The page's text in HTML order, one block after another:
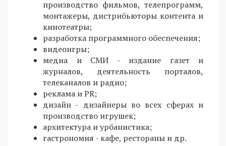
производство фильмов, телепрограмм,
монтажеры, дистрибьюторы контента и
кинотеатры;
разработка программного обеспечения;
видеоигры;
медиа и СМИ - издание газет и
журналов, деятельность порталов,
телеканалов и радио;
реклама и PR;
дизайн - дизайнеры во всех сферах и
производство игрушек;
архитектура и урбанистика;
гастрономия - кафе, рестораны и др.